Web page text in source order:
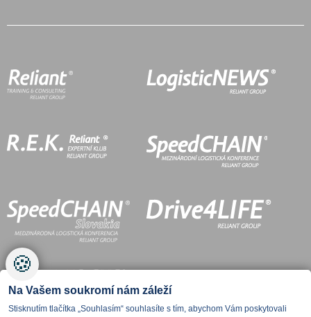
🍪
Na Vašem soukromí nám záleží
Stisknutím tlačítka „Souhlasím“ souhlasíte s tím, abychom Vám poskytovali